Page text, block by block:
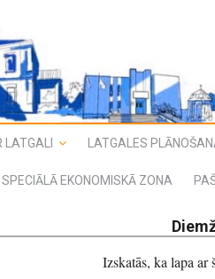
LATGALI LATGALES
SPECIĀLĀ EKONOMISKĀ ZONA
Izskatās, ka lapa ar